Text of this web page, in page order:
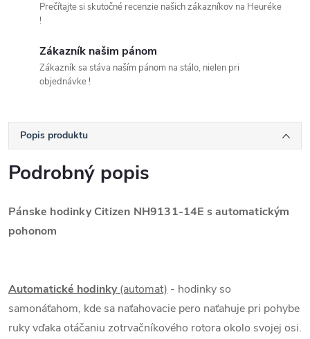
Prečítajte si skutočné recenzie našich zákazníkov na Heuréke
!
Zákazník našim pánom
Zákazník sa stáva naším pánom na stálo, nielen pri
objednávke !
Popis produktu
Podrobný popis
Pánske hodinky Citizen NH9131-14E s automatickým
pohonom
Automatické hodinky(automat) - hodinky so
samonáťahom, kde sa naťahovacie pero naťahuje pri pohybe
ruky vďaka otáčaniu zotrvačníkového rotora okolo svojej osi.